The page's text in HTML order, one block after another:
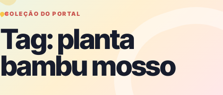
COLEÇÃO DO PORTAL
Tag:planta
bambu mosso